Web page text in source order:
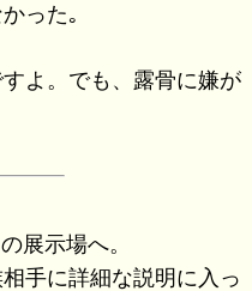
った｡
よ。でも、露骨に嫌が
展示場へ。
手に詳細な説明に入っ